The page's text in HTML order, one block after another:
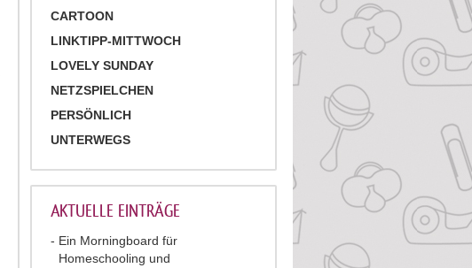
CARTOON
LINKTIPP-MITTWOCH
LOVELY SUNDAY
NETZSPIELCHEN
PERSÖNLICH
UNTERWEGS
AKTUELLE EINTRÄGE
Ein Morningboard für
Homeschooling und